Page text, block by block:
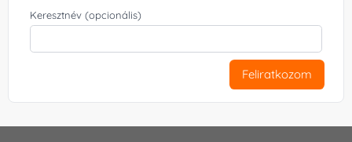
Keresztnév (opcionális)
Feliratkozom